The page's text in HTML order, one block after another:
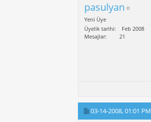
pasulyan
Yeni Üye
Üyelik tarihi
Feb 2008
Mesajlar
21
03-14-2008,01:01 PM